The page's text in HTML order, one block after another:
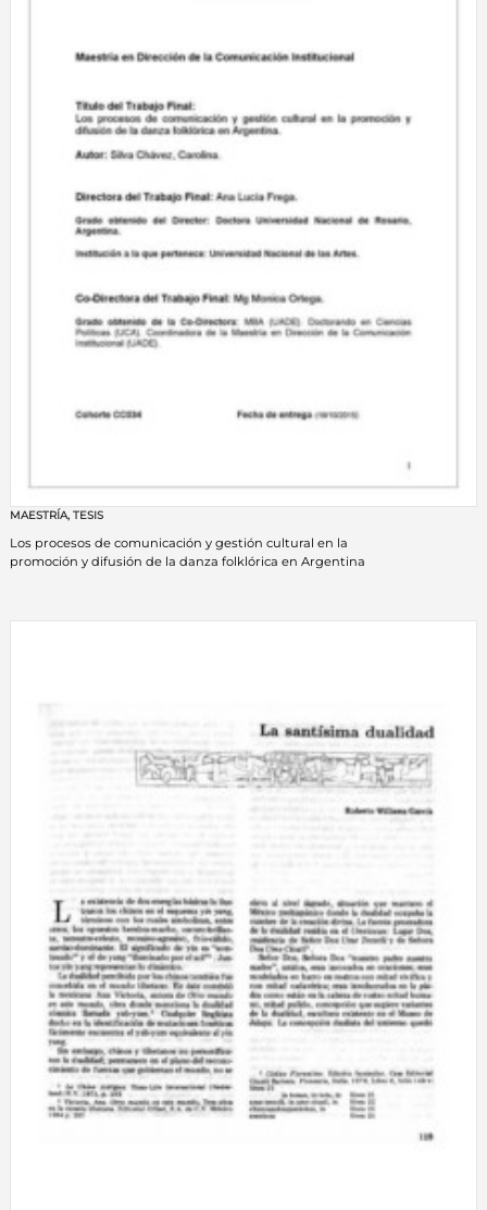
MAESTRÍA, TESIS
Los procesos de comunicación y gestión cultural en la
promoción y difusión de la danza folklórica en Argentina